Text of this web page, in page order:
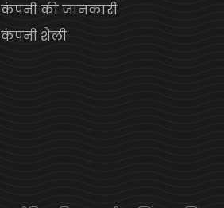
कंपनी की जानकारी
कंपनी शैली